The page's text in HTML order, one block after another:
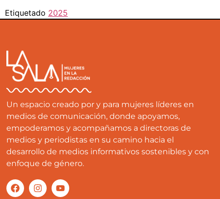
Etiquetado 2025
Un espacio creado por y para mujeres líderes en
medios de comunicación, donde apoyamos,
empoderamos y acompañamos a directoras de
medios y periodistas en su camino hacia el
desarrollo de medios informativos sostenibles y con
enfoque de género.